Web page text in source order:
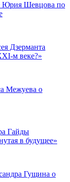
Юрия Шевцова по
Дзерманта
м веке?»
Межуева о
Гайды
в будущее»
Гущина о